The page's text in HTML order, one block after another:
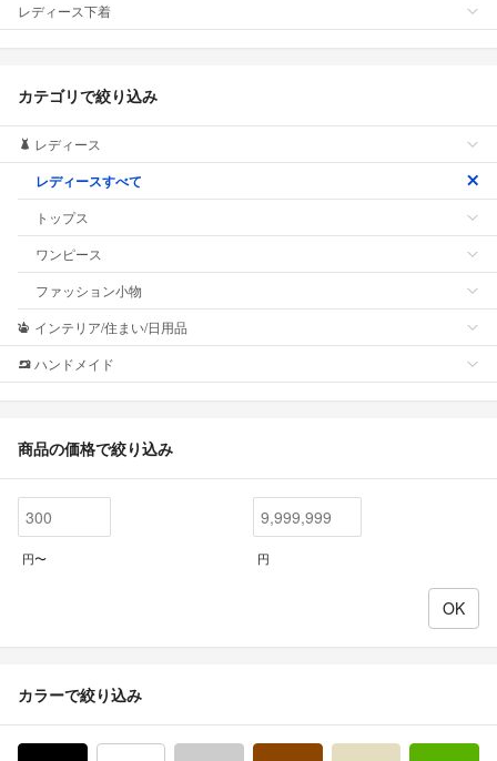
レディース下着
カテゴリで絞り込み
レディース
レディースすべて
トップス
ワンピース
ファッション小物
インテリア/住まい/日用品
ハンドメイド
商品の価格で絞り込み
円〜 円
カラーで絞り込み